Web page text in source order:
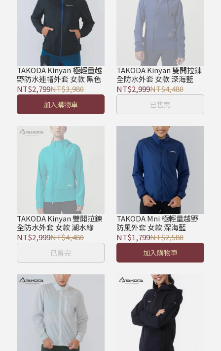
TAKODA Kinyan 極輕量越
野防水連帽外套 女款 黑色
NT$2,799NT$3,980
加入購物車
TAKODA Kinyan 雙開拉鍊
全防水外套 女款 深海藍
NT$2,999NT$4,480
已售完
TAKODA Kinyan 雙開拉鍊
全防水外套 女款 湖水綠
NT$2,999NT$4,480
已售完
TAKODA Mni 極輕量越野
防風外套 女款 深海藍
NT$1,799NT$2,580
加入購物車